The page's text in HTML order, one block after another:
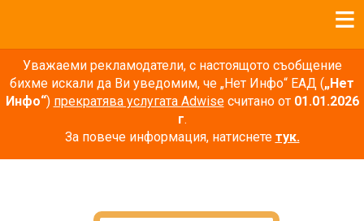
Уважаеми рекламодатели, с настоящото съобщение
бихме искали да Ви уведомим, че „Нет Инфо“ ЕАД („Нет
Инфо“) прекратява услугата Adwiseсчитано от 01.01.2026
г.
За повече информация, натиснете тук.